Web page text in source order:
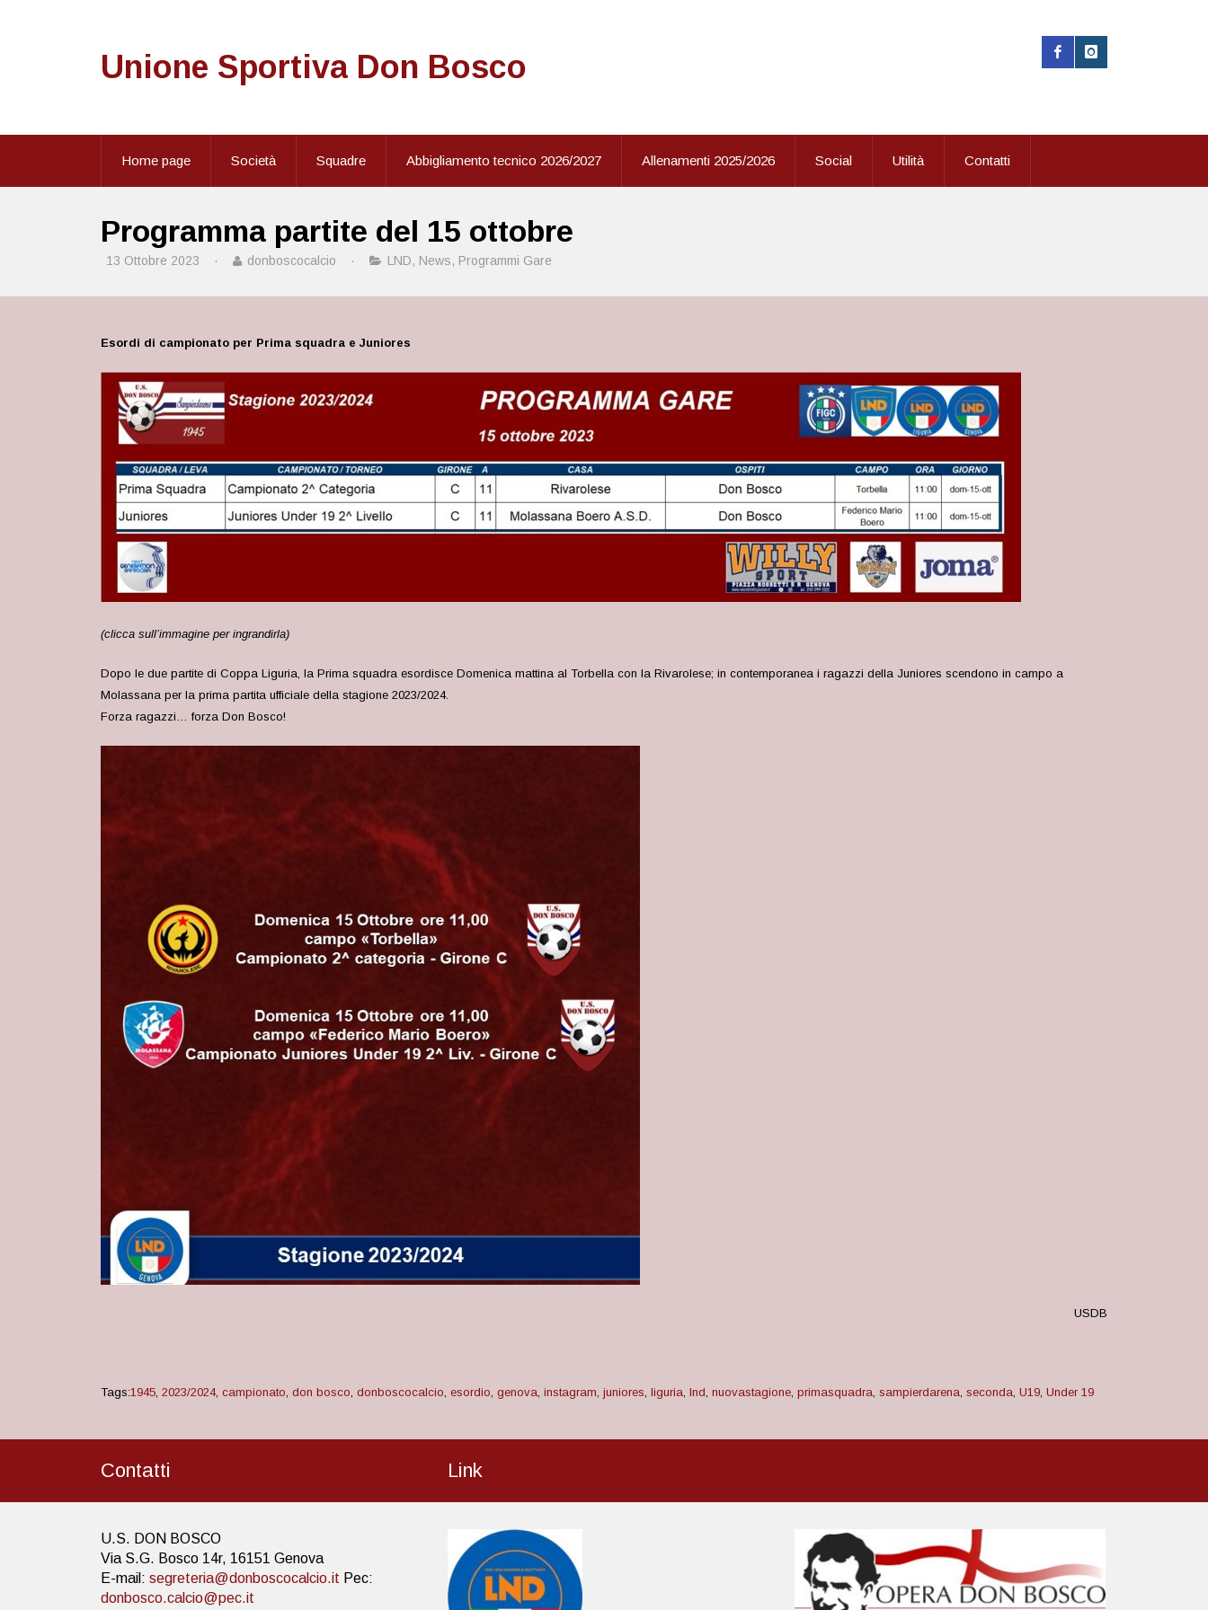
Unione Sportiva Don Bosco
Home page Società Squadre Abbigliamento tecnico 2026/2027 Allenamenti 2025/2026 Social Utilità Contatti
Programma partite del 15 ottobre
13 Ottobre 2023 · donboscocalcio · LND, News, Programmi Gare
Esordi di campionato per Prima squadra e Juniores
(clicca sull’immagine per ingrandirla)
Dopo le due partite di Coppa Liguria, la Prima squadra esordisce Domenica mattina al Torbella con la Rivarolese; in contemporanea i ragazzi della Juniores scendono in campo a
Molassana per la prima partita ufficiale della stagione 2023/2024.
Forza ragazzi… forza Don Bosco!
USDB
Tags:1945, 2023/2024, campionato, don bosco, donboscocalcio, esordio, genova, instagram, juniores, liguria, lnd, nuovastagione, primasquadra, sampierdarena, seconda, U19, Under 19
Contatti
U.S. DON BOSCO
Via S.G. Bosco 14r, 16151 Genova
E-mail: segreteria@donboscocalcio.it Pec:
donbosco.calcio@pec.it
Link